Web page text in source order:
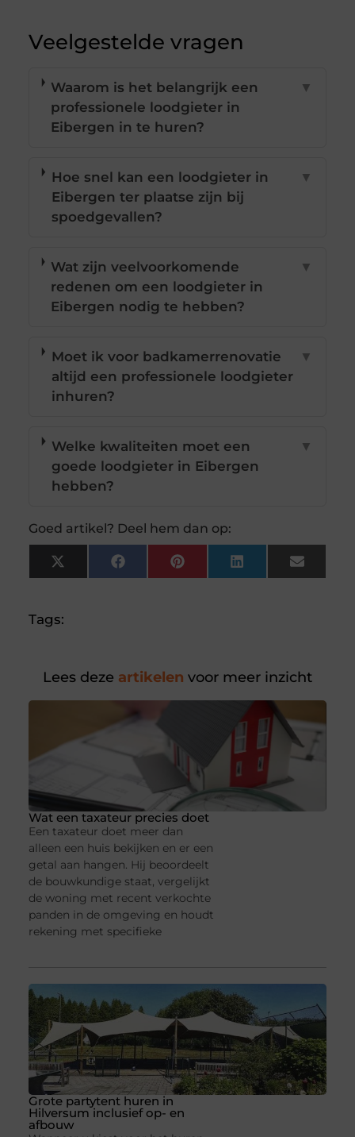
Veelgestelde vragen
Waarom is het belangrijk een
professionele loodgieter in
Eibergen in te huren?
▼
Hoe snel kan een loodgieter in
Eibergen ter plaatse zijn bij
spoedgevallen?
▼
Wat zijn veelvoorkomende
redenen om een loodgieter in
Eibergen nodig te hebben?
▼
Moet ik voor badkamerrenovatie
altijd een professionele loodgieter
inhuren?
▼
Welke kwaliteiten moet een
goede loodgieter in Eibergen
hebben?
▼
Goed artikel? Deel hem dan op:
X
(Twitter)
FacebookPinterestLinkedInEmail
Tags:
Lees deze artikelen voor meer inzicht
Wat een taxateur precies doet
Een taxateur doet meer dan
alleen een huis bekijken en er een
getal aan hangen. Hij beoordeelt
de bouwkundige staat, vergelijkt
de woning met recent verkochte
panden in de omgeving en houdt
rekening met specifieke
Grote partytent huren in
Hilversum inclusief op- en
afbouw